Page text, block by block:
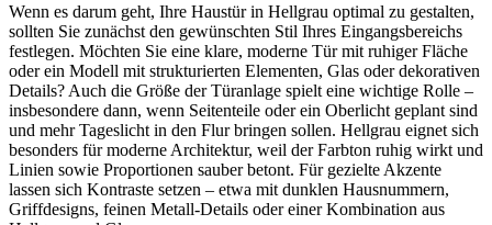
Wenn es darum geht, Ihre Haustür in Hellgrau optimal zu gestalten,
sollten Sie zunächst den gewünschten Stil Ihres Eingangsbereichs
festlegen. Möchten Sie eine klare, moderne Tür mit ruhiger Fläche
oder ein Modell mit strukturierten Elementen, Glas oder dekorativen
Details? Auch die Größe der Türanlage spielt eine wichtige Rolle –
insbesondere dann, wenn Seitenteile oder ein Oberlicht geplant sind
und mehr Tageslicht in den Flur bringen sollen. Hellgrau eignet sich
besonders für moderne Architektur, weil der Farbton ruhig wirkt und
Linien sowie Proportionen sauber betont. Für gezielte Akzente
lassen sich Kontraste setzen – etwa mit dunklen Hausnummern,
Griffdesigns, feinen Metall-Details oder einer Kombination aus